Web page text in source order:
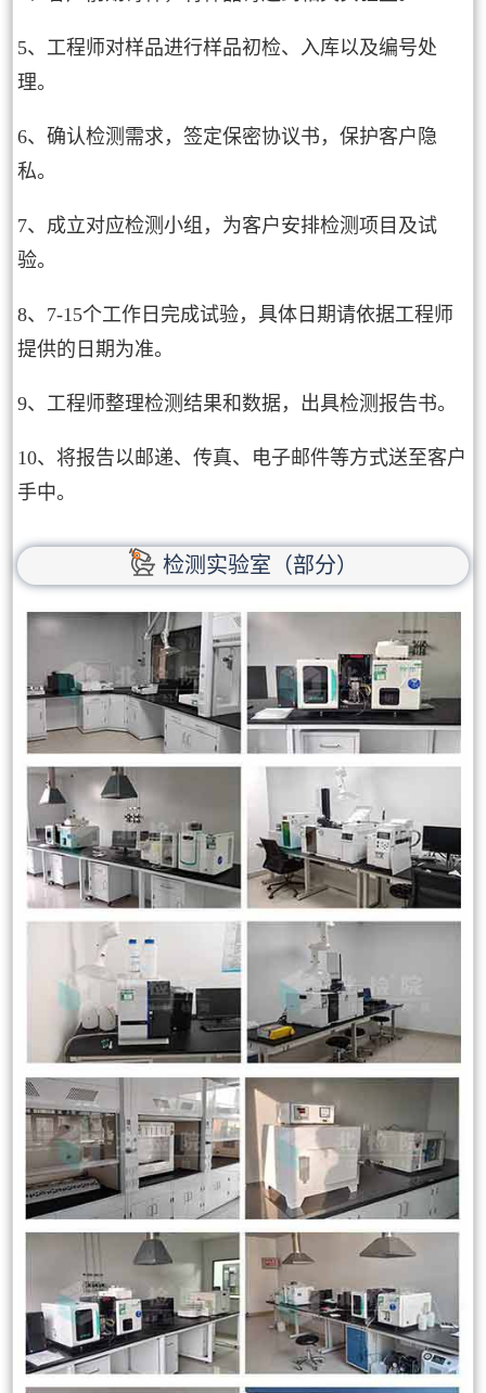
5、工程师对样品进行样品初检、入库以及编号处
理。
6、确认检测需求，签定保密协议书，保护客户隐
私。
7、成立对应检测小组，为客户安排检测项目及试
验。
8、7-15个工作日完成试验，具体日期请依据工程师
提供的日期为准。
9、工程师整理检测结果和数据，出具检测报告书。
10、将报告以邮递、传真、电子邮件等方式送至客户
手中。
检测实验室（部分）